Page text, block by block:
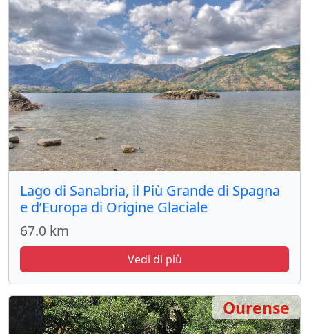
Lago di Sanabria, il Più Grande di Spagna
e d’Europa di Origine Glaciale
67.0 km
Vedi di più
Ourense